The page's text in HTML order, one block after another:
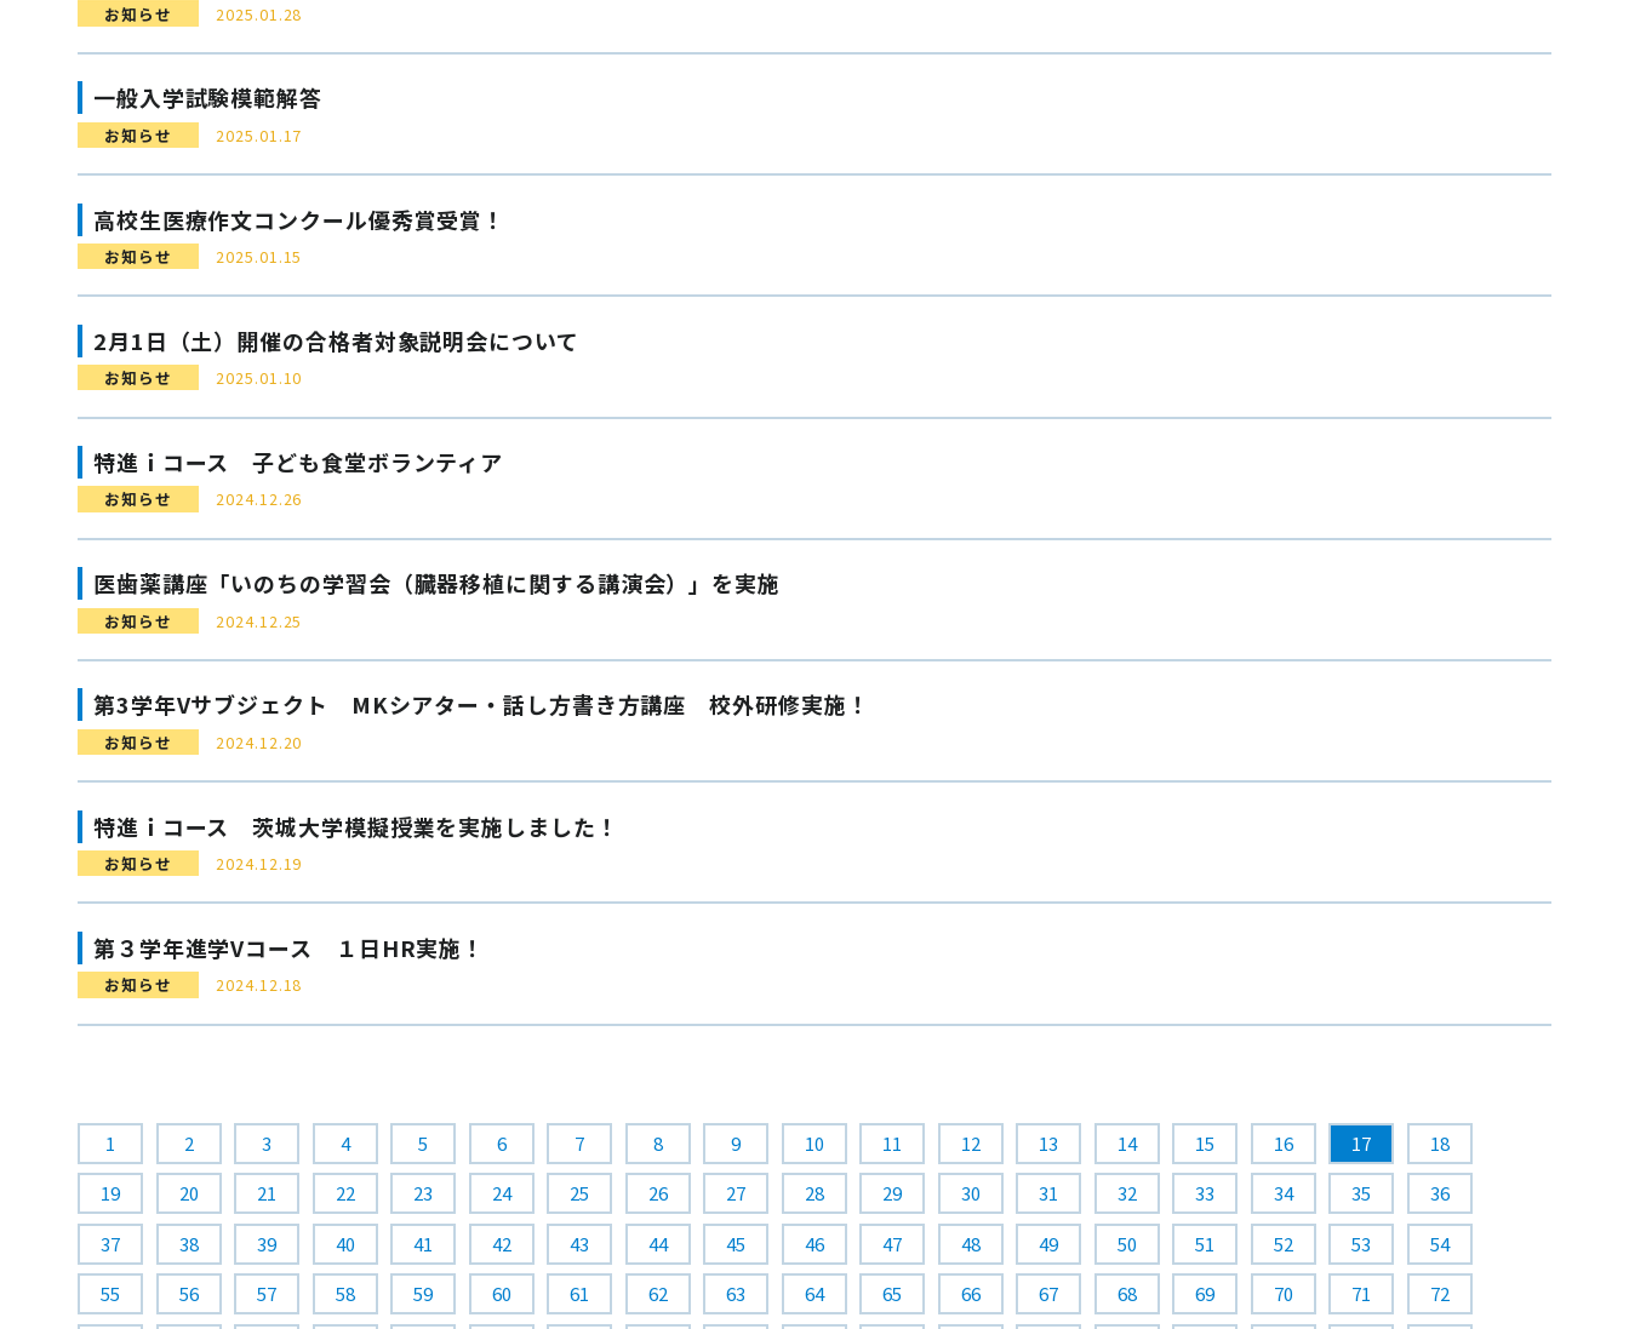
お知らせ 2025.01.28
一般入学試験模範解答
お知らせ 2025.01.17
高校生医療作文コンクール優秀賞受賞！
お知らせ 2025.01.15
2月1日（土）開催の合格者対象説明会について
お知らせ 2025.01.10
特進ｉコース 子ども食堂ボランティア
お知らせ 2024.12.26
医歯薬講座「いのちの学習会（臓器移植に関する講演会）」を実施
お知らせ 2024.12.25
第3学年Vサブジェクト MKシアター・話し方書き方講座 校外研修実施！
お知らせ 2024.12.20
特進ｉコース 茨城大学模擬授業を実施しました！
お知らせ 2024.12.19
第３学年進学Vコース １日HR実施！
お知らせ 2024.12.18
1 2 3 4 5 6 7 8 9 10 11 12 13 14 15 16 17
18
19
20 21 22 23 24 25 26 27 28 29 30 31 32 33 34 35
36
37
38 39 40 41 42 43 44 45 46 47 48 49 50 51 52 53
54
55
56 57 58 59 60 61 62 63 64 65 66 67 68 69 70 71
72